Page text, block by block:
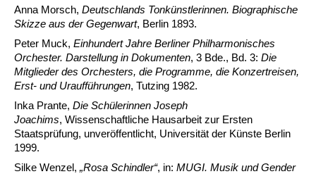
Anna Morsch, Deutschlands Tonkünstlerinnen. Biographische
Skizze aus der Gegenwart, Berlin 1893.
Peter Muck, Einhundert Jahre Berliner Philharmonisches
Orchester. Darstellung in Dokumenten, 3 Bde., Bd. 3: Die
Mitglieder des Orchesters, die Programme, die Konzertreisen,
Erst- und Uraufführungen, Tutzing 1982.
Inka Prante, Die Schülerinnen Joseph
Joachims, Wissenschaftliche Hausarbeit zur Ersten
Staatsprüfung, unveröffentlicht, Universität der Künste Berlin
1999.
Silke Wenzel, „Rosa Schindler“, in: MUGI. Musik und Gender